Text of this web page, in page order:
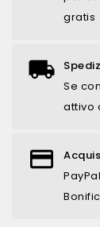
gratis
Se
attivo